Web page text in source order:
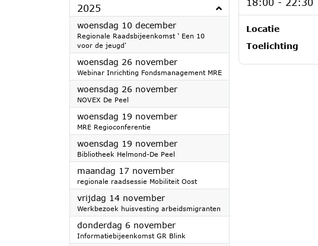
2025
woensdag 10 december2025
Regionale Raadsbijeenkomst ' Een 10
voor de jeugd'
woensdag 26 november2025
Webinar Inrichting Fondsmanagement MRE
woensdag 26 november2025
NOVEX De Peel
woensdag 19 november2025
MRE Regioconferentie
woensdag 19 november2025
Bibliotheek Helmond-De Peel
maandag 17 november2025
regionale raadsessie Mobiliteit Oost
vrijdag 14 november2025
Werkbezoek huisvesting arbeidsmigranten
donderdag 6 november2025
Informatiebijeenkomst GR Blink
Locatie
Toelichting